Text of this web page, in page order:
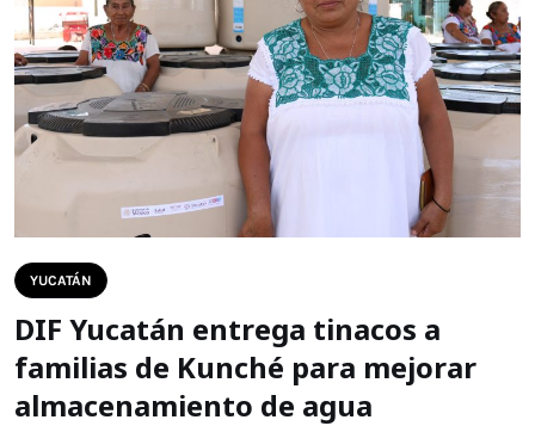
YUCATÁN
DIF Yucatán entrega tinacos a
familias de Kunché para mejorar
almacenamiento de agua